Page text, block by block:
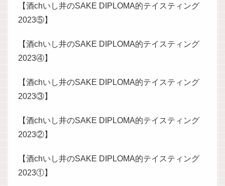
【酒chいし井のSAKE DIPLOMA的テイスティング
2023⑤】
【酒chいし井のSAKE DIPLOMA的テイスティング
2023④】
【酒chいし井のSAKE DIPLOMA的テイスティング
2023③】
【酒chいし井のSAKE DIPLOMA的テイスティング
2023②】
【酒chいし井のSAKE DIPLOMA的テイスティング
2023①】